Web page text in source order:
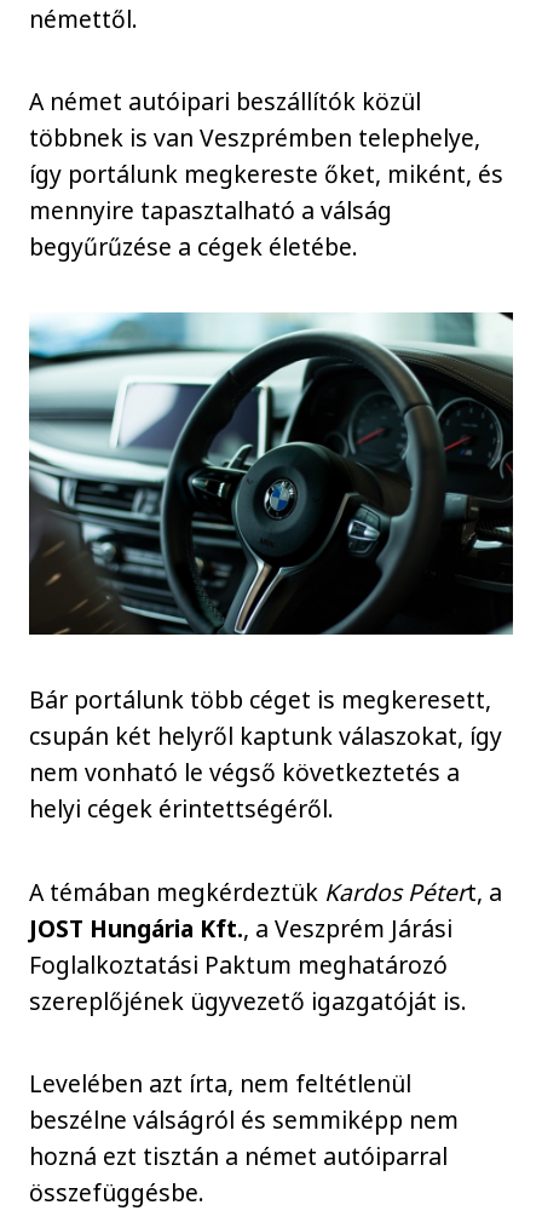
némettől.
A német autóipari beszállítók közül
többnek is van Veszprémben telephelye,
így portálunk megkereste őket, miként, és
mennyire tapasztalható a válság
begyűrűzése a cégek életébe.
Bár portálunk több céget is megkeresett,
csupán két helyről kaptunk válaszokat, így
nem vonható le végső következtetés a
helyi cégek érintettségéről.
A témában megkérdeztük Kardos Pétert, a
JOST Hungária Kft., a Veszprém Járási
Foglalkoztatási Paktum meghatározó
szereplőjének ügyvezető igazgatóját is.
Levelében azt írta, nem feltétlenül
beszélne válságról és semmiképp nem
hozná ezt tisztán a német autóiparral
összefüggésbe.